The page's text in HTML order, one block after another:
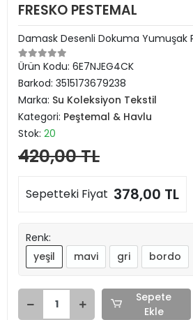
FRESKO PESTEMAL
Damask Desenli Dokuma Yumuşak
Ürün Kodu: 6E7NJEG4CK
Barkod: 3515173679238
Marka: Su Koleksiyon Tekstil
Kategori: Peştemal & Havlu
Stok: 20
420,00 TL
Sepetteki Fiyat 378,00 TL
Renk:
yeşil
mavi gri bordo
Sepete
Ekle